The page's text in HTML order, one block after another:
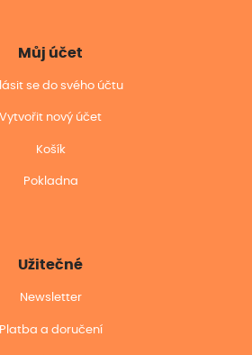
Můj účet
se do svého účtu
Vytvořit nový účet
Košík
Pokladna
Užitečné
Newsletter
Platba a doručení